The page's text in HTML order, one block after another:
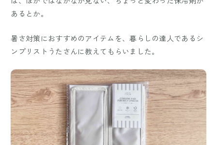
あるとか。
暑さ対策におすすめのアイテムを、暮らしの達人であるシ
ンプリストうたさんに教えてもらいました。